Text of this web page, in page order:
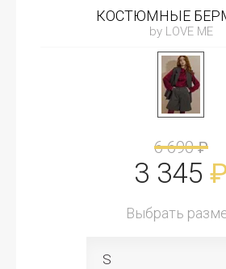
КОСТЮМНЫЕ
by LOVE ME
6 690 ₽
3 345
Выбрать
S